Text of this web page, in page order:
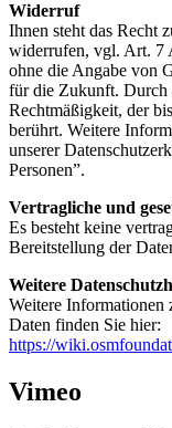
Widerruf
Ihnen steht das Recht
widerrufen, vgl. Art. 7
ohne die Angabe von
für die Zukunft.
Rechtmäßigkeit, der
berührt. Weitere
unserer
Personen”.
Vertragliche und
Es besteht keine
Bereitstellung der
Weitere
Weitere Informationen
Daten finden Sie hier:
https://
Vimeo